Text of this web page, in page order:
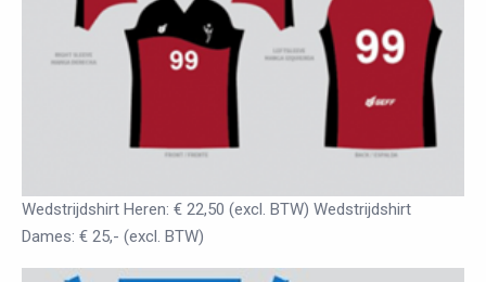
Wedstrijdshirt Heren: € 22,50 (excl. BTW) Wedstrijdshirt
Dames: € 25,- (excl. BTW)